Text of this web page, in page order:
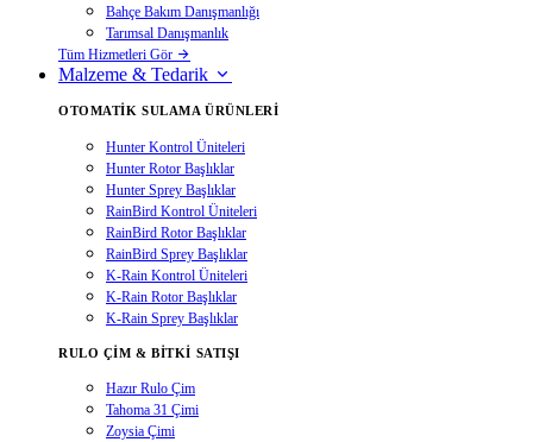
Bahçe Bakım Danışmanlığı
Tarımsal Danışmanlık
Tüm Hizmetleri Gör
Malzeme & Tedarik
OTOMATIK SULAMA ÜRÜNLERI
Hunter Kontrol Üniteleri
Hunter Rotor Başlıklar
Hunter Sprey Başlıklar
RainBird Kontrol Üniteleri
RainBird Rotor Başlıklar
RainBird Sprey Başlıklar
K-Rain Kontrol Üniteleri
K-Rain Rotor Başlıklar
K-Rain Sprey Başlıklar
RULO ÇIM & BITKI SATIŞI
Hazır Rulo Çim
Tahoma 31 Çimi
Zoysia Çimi